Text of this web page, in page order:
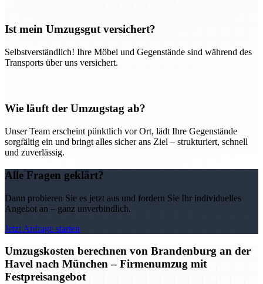
Ist mein Umzugsgut versichert?
Selbstverständlich! Ihre Möbel und Gegenstände sind während des
Transports über uns versichert.
Wie läuft der Umzugstag ab?
Unser Team erscheint pünktlich vor Ort, lädt Ihre Gegenstände
sorgfältig ein und bringt alles sicher ans Ziel – strukturiert, schnell
und zuverlässig.
Alle Fragen geklärt?
Dann probieren Sie es jetzt aus und fordern Sie Ihr individuelles
Angebot an – ganz unverbindlich.
Jetzt Anfrage starten
Umzugskosten berechnen von Brandenburg an der
Havel nach München – Firmenumzug mit
Festpreisangebot